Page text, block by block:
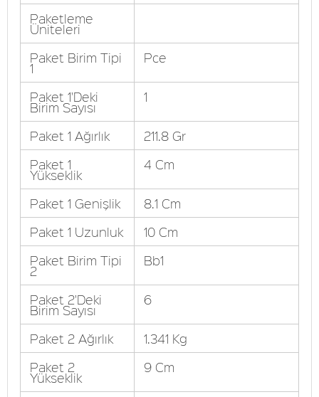
Paketleme
Üniteleri
Paket Birim Tipi
1
Pce
Paket 1'Deki
Birim Sayısı
1
Paket 1 Ağırlık
211.8 Gr
Paket 1
Yükseklik
4 Cm
Paket 1 Genişlik
8.1 Cm
Paket 1 Uzunluk
10 Cm
Paket Birim Tipi
2
Bb1
Paket 2'Deki
Birim Sayısı
6
Paket 2 Ağırlık
1.341 Kg
Paket 2
Yükseklik
9 Cm